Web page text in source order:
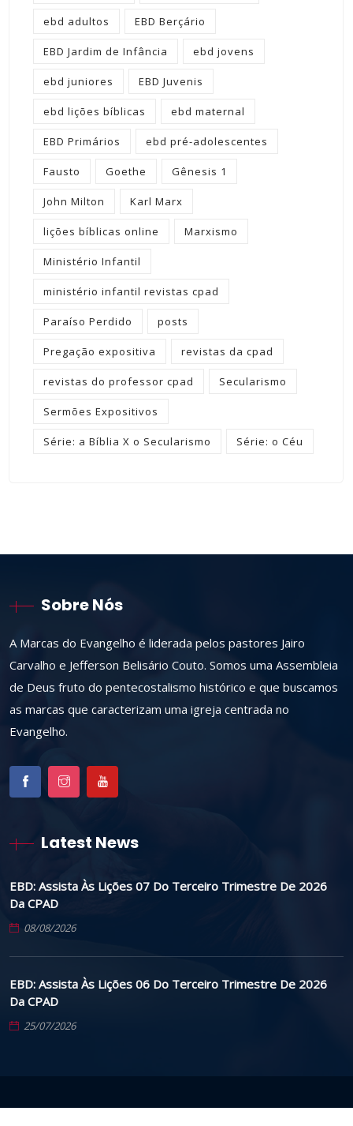
ebd adultos EBD Berçário
EBD Jardim de Infância ebd jovens
ebd juniores EBD Juvenis
ebd lições bíblicas ebd maternal
EBD Primários ebd pré-adolescentes
Fausto Goethe Gênesis 1
John Milton Karl Marx
lições bíblicas online Marxismo
Ministério Infantil
ministério infantil revistas cpad
Paraíso Perdido posts
Pregação expositiva revistas da cpad
revistas do professor cpad Secularismo
Sermões Expositivos
Série: a Bíblia X o Secularismo Série: o Céu
Sobre Nós
A Marcas do Evangelho é liderada pelos pastores Jairo
Carvalho e Jefferson Belisário Couto. Somos uma Assembleia
de Deus fruto do pentecostalismo histórico e que buscamos
as marcas que caracterizam uma igreja centrada no
Evangelho.
Latest News
EBD: Assista Às Lições 07 Do Terceiro Trimestre De 2026
Da CPAD
08/08/2026
EBD: Assista Às Lições 06 Do Terceiro Trimestre De 2026
Da CPAD
25/07/2026